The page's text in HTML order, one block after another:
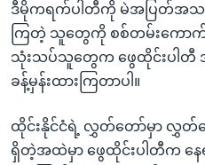
ဒီမိုကရက်ပါတီကို မဲအပြတ်အသ
ကြတဲ့ သူတွေကို စစ်တမ်းကော
သုံးသပ်သူတွေက ဖွေထိုင်းပါ
ခန့်မှန်းထားကြတာပါ။
ထိုင်းနိုင်ငံရဲ့ လွှတ်တော်မှာ လွှတ်
ရှိတဲ့အထဲမှာ ဖွေထိုင်းပါတီက န